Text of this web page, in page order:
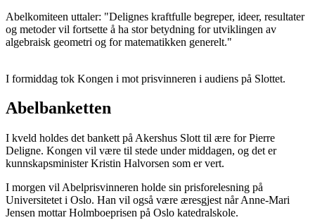
Abelkomiteen uttaler: "Delignes kraftfulle begreper, ideer, resultater
og metoder vil fortsette å ha stor betydning for utviklingen av
algebraisk geometri og for matematikken generelt."
I formiddag tok Kongen i mot prisvinneren i audiens på Slottet.
Abelbanketten
I kveld holdes det bankett på Akershus Slott til ære for Pierre
Deligne. Kongen vil være til stede under middagen, og det er
kunnskapsminister Kristin Halvorsen som er vert.
I morgen vil Abelprisvinneren holde sin prisforelesning på
Universitetet i Oslo. Han vil også være æresgjest når Anne-Mari
Jensen mottar Holmboeprisen på Oslo katedralskole.